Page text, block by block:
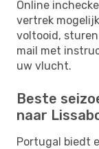
Online
vertrek
voltooid,
mail met
uw vlucht.
Beste
naar
Portugal biedt